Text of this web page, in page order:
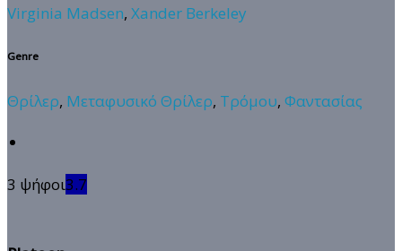
Virginia Madsen, Xander Berkeley
Genre
Θρίλερ, Μεταφυσικό Θρίλερ, Τρόμου, Φαντασίας
3 ψήφοι3.7